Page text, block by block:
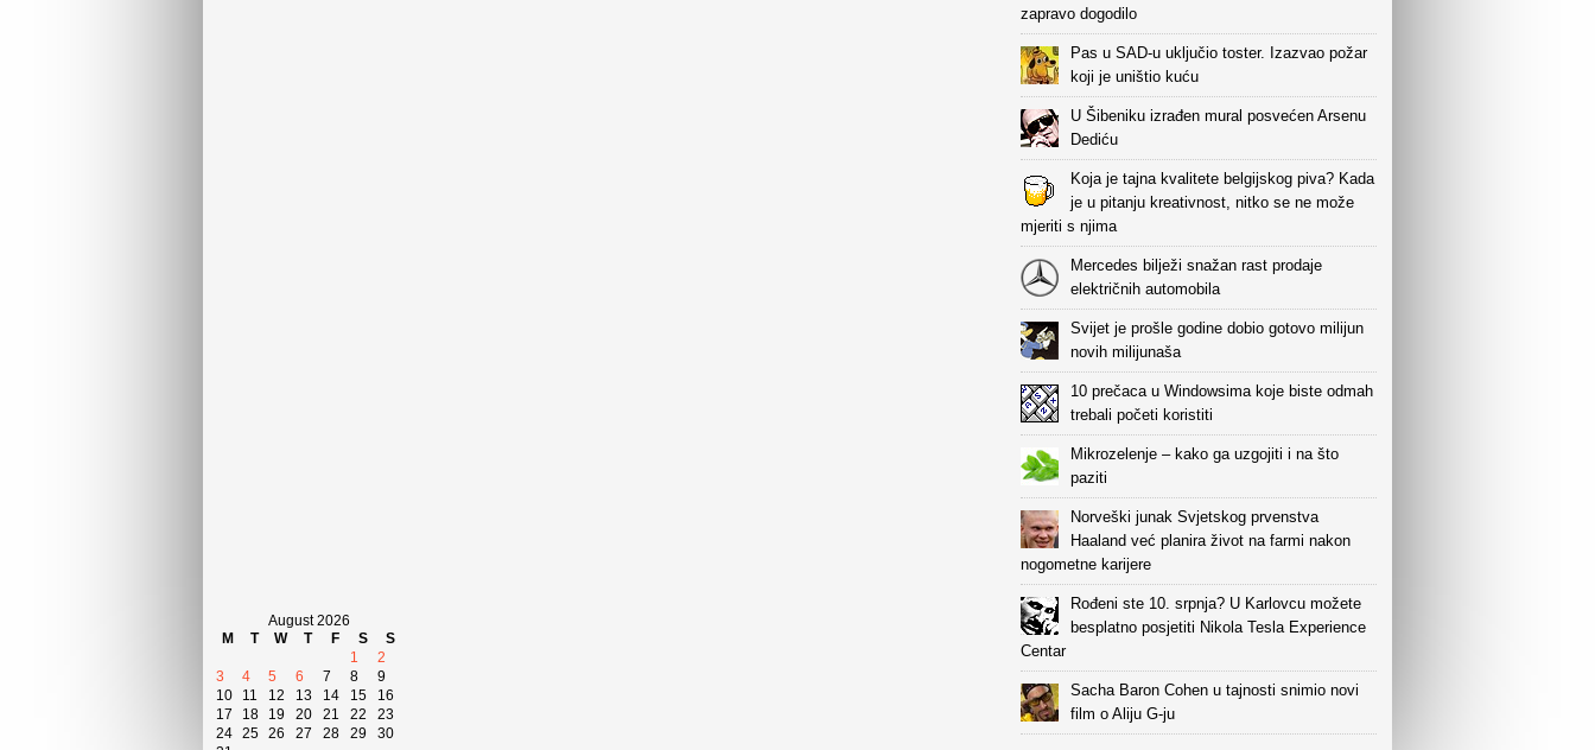
August 2026
M
T W T F S
S
1
2
3
4 5 6 7 8
9
10
11 12 13 14 15
16
17
18 19 20 21 22
23
24 25 26 27 28 29
30
zapravo dogodilo
Pas u SAD-u uključio toster. Izazvao požar
koji je uništio kuću
U Šibeniku izrađen mural posvećen Arsenu
Dediću
Koja je tajna kvalitete belgijskog piva? Kada
je u pitanju kreativnost, nitko se ne može
mjeriti s njima
Mercedes bilježi snažan rast prodaje
električnih automobila
Svijet je prošle godine dobio gotovo milijun
novih milijunaša
10 prečaca u Windowsima koje biste odmah
trebali početi koristiti
Mikrozelenje – kako ga uzgojiti i na što
paziti
Norveški junak Svjetskog prvenstva
Haaland već planira život na farmi nakon
nogometne karijere
Rođeni ste 10. srpnja? U Karlovcu možete
besplatno posjetiti Nikola Tesla Experience
Centar
Sacha Baron Cohen u tajnosti snimio novi
film o Aliju G-ju